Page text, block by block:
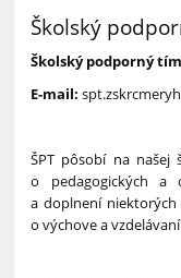
Školský
podporný
tím
Školský
Školský podporný tím
E-mail:
ŠPT pôsobí na našej
o pedagogických a
a doplnení niektorých
o výchove a